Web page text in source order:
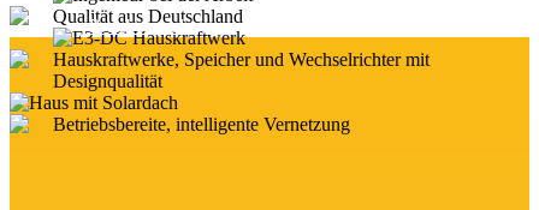
Qualität aus Deutschland
Hauskraftwerke, Speicher und Wechselrichter mit
Designqualität
Betriebsbereite, intelligente Vernetzung
Preisbeispiele